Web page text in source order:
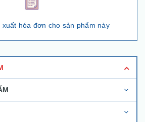
xuất hóa đơn cho sản phẩm này